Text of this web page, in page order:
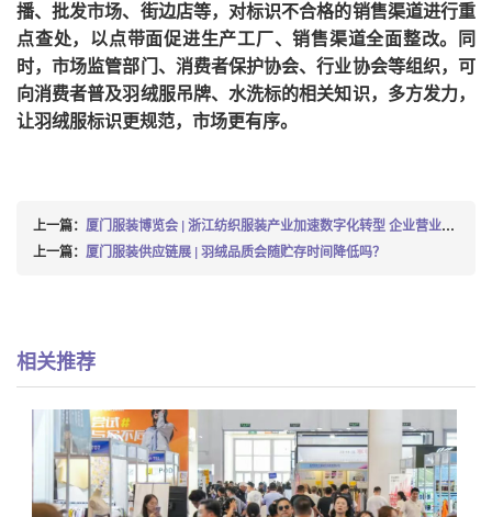
播、批发市场、街边店等，对标识不合格的销售渠道进行重
点查处，以点带面促进生产工厂、销售渠道全面整改。同
时，市场监管部门、消费者保护协会、行业协会等组织，可
向消费者普及羽绒服吊牌、水洗标的相关知识，多方发力，
让羽绒服标识更规范，市场更有序。
上一篇： 厦门服装博览会 | 浙江纺织服装产业加速数字化转型 企业营业收入同比增长9.3%
上一篇： 厦门服装供应链展 | 羽绒品质会随贮存时间降低吗？
相关推荐